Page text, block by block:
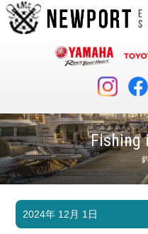
Fishing
マリンクラブ
マリンライフを堪能したい！
2024年 12月 1日